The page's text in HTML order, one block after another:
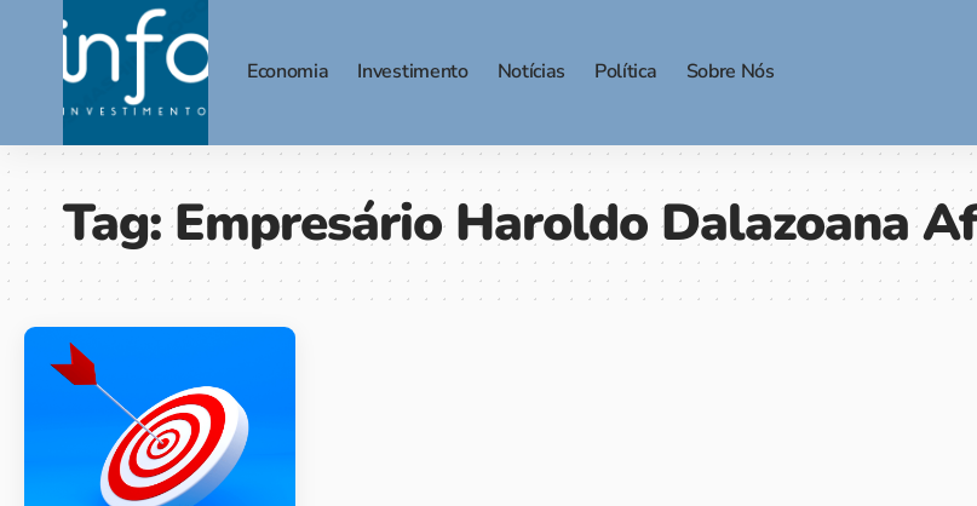
Economia Investimento Notícias Política Sobre Nós
Tag:Empresário Haroldo Dalazoana